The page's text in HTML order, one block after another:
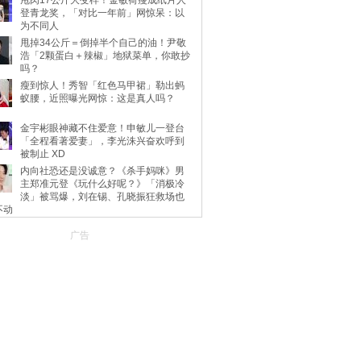
登青龙奖，「对比一年前」网惊呆：以
为不同人
甩掉34公斤＝倒掉半个自己的油！尹敬
浩「2颗蛋白＋辣椒」地狱菜单，你敢抄
吗？
瘦到惊人！秀智「红色马甲裙」勒出蚂
蚁腰，近照曝光网惊：这是真人吗？
金宇彬眼神藏不住爱意！申敏儿一登台
「全程看著爱妻」，李光洙兴奋欢呼到
被制止 XD
内向社恐还是没诚意？《杀手妈咪》男
主郑准元登《玩什么好呢？》「消极冷
淡」被骂爆，刘在锡、孔晓振狂救场也
动
广告